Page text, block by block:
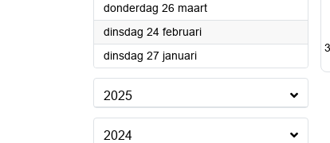
donderdag 26 maart2026
dinsdag 24 februari2026
dinsdag 27 januari2026
2025
2024